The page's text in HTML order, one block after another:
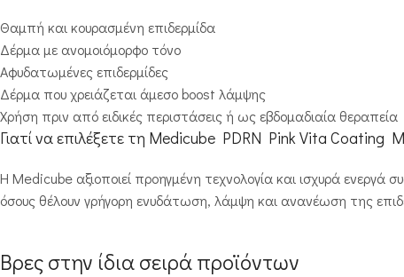
Θαμπή και κουρασμένη επιδερμίδα
Δέρμα με ανομοιόμορφο τόνο
Αφυδατωμένες επιδερμίδες
Δέρμα που χρειάζεται άμεσο boost λάμψης
Χρήση πριν από ειδικές περιστάσεις ή ως εβδομαδιαία θεραπεία
Γιατί να επιλέξετε τη Medicube PDRN Pink Vita Coating
Η Medicube αξιοποιεί προηγμένη τεχνολογία και ισχυρά
όσους θέλουν γρήγορη ενυδάτωση, λάμψη και ανανέωση της
Βρες στην ίδια σειρά προϊόντων